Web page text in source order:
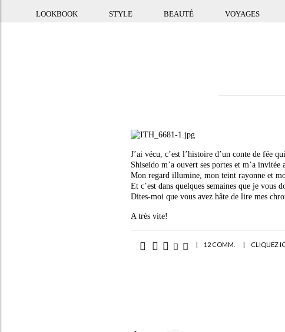
LOOKBOOK STYLE BEAUTÉ VOYAGES
J’ai vécu, c’est l’histoire d’un conte de fée
Shiseido m’a ouvert ses portes et m’a
Mon regard illumine, mon teint rayonne et
Et c’est dans quelques semaines que je
Dites-moi que vous avez hâte de lire mes
A très vite!
| 12 COMM. | CLIQUEZ